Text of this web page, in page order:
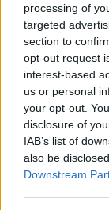
processing of
targeted
section to
opt-out request
interest-based
us or personal
your opt-out.
disclosure of
IAB’s list of
also be
Downstream
Covid-19:
informados da
certificados
2
Famalicão:
europeu
CIDADE HOJE
Famalicão já faz
Europeia das